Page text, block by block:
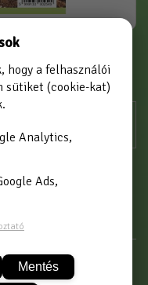
talajtakaró
föld és
hogy a felhasználói
sütiket (cookie-kat)
Analytics,
Ads,
Mentés